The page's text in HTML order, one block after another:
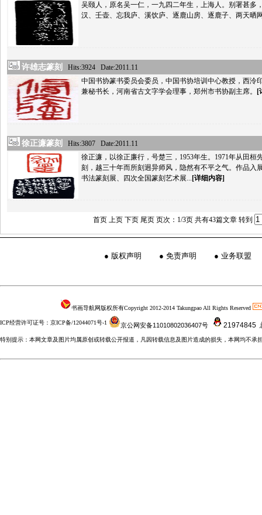
吴颐人，原名吴一仁，一九四二年生，上海人。别署甚多
汉、壬壶、忘我庐、溪饮庐、逐鹿山房、逐鹿子、两天晒
许雄志篆刻
Hits:3924 Date:2011.11
中国书协篆书委员会委员，中国书协培训中心教授，西泠
兼秘书长，河南省古文字学会理事，郑州市书协副主席。
[
徐正濂篆刻
Hits:3807 Date:2011.11
徐正濂，以徐正廉行，号楚三，1953年生。1971年从田桓
刻，越三十年而所刻迥异师风，隐然有不平之气。作品入
书法篆刻展、四次全国篆刻艺术展... [详细内容]
首页 上页 下页 尾页 页次：1/3页 共有43篇文章 转到
● 版权声明 ● 免责声明 ● 业务联盟
书画导航网版权所有Copyright 2012-2014 Takungpao All Rights Reserved
ICP经营许可证号：京ICP备/12044071号-1 京公网安备11010802036407号 21974845
特别提示：本网文章及图片均属原创或转载公开报道，凡因转载信息及图片造成的损失，本网均不